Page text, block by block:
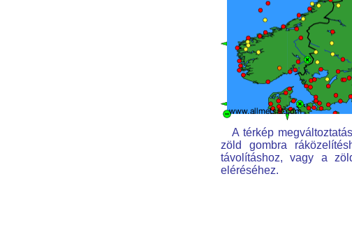
A térkép
zöld gombra
távolításhoz, vagy a
eléréséhez.